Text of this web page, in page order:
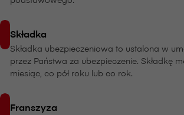
Składka
Składka ubezpieczeniowa to ustalona w
przez Państwa za ubezpieczenie. Składkę
miesiąc, co pół roku lub co rok.
Franszyza